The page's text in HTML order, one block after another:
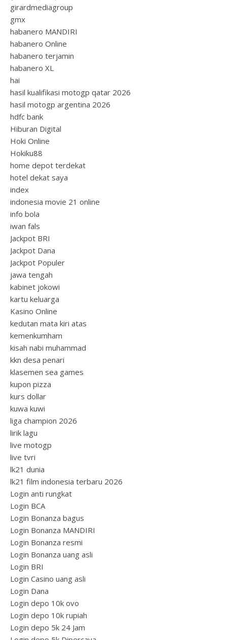
girardmediagroup
gmx
habanero MANDIRI
habanero Online
habanero terjamin
habanero XL
hai
hasil kualifikasi motogp qatar 2026
hasil motogp argentina 2026
hdfc bank
Hiburan Digital
Hoki Online
Hokiku88
home depot terdekat
hotel dekat saya
index
indonesia movie 21 online
info bola
iwan fals
Jackpot BRI
Jackpot Dana
Jackpot Populer
jawa tengah
kabinet jokowi
kartu keluarga
Kasino Online
kedutan mata kiri atas
kemenkumham
kisah nabi muhammad
kkn desa penari
klasemen sea games
kupon pizza
kurs dollar
kuwa kuwi
liga champion 2026
lirik lagu
live motogp
live tvri
lk21 dunia
lk21 film indonesia terbaru 2026
Login anti rungkat
Login BCA
Login Bonanza bagus
Login Bonanza MANDIRI
Login Bonanza resmi
Login Bonanza uang asli
Login BRI
Login Casino uang asli
Login Dana
Login depo 10k ovo
Login depo 10k rupiah
Login depo 5k 24 Jam